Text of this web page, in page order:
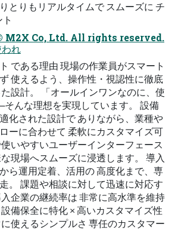
とりもリアルタイムで スムーズに チ
Co, Ltd. All rights reserved.
れ
である理由 現場の作業員がスマート
使えるよう、操作性・視認性に徹底
設計。 「オールインワンなのに、使
そんな理想を実現しています。 設備
化された設計で ありながら、業種や
ーに合わせて 柔軟にカスタマイズ可
いやすいユーザーインターフェース
現場へスムーズに浸透します。 導入
ら運用定着、活用の 高度化まで、専
。 課題や相談に対して迅速に対応す
企業の継続率は 非常に高水準を維持
備保全に特化 × 高いカスタマイズ性
使えるシンプルさ 専任のカスタマー